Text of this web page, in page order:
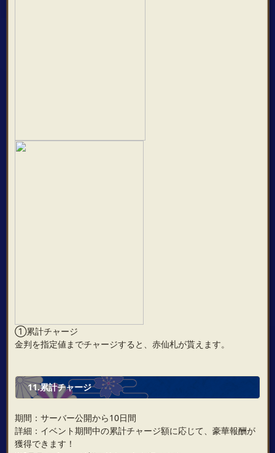
①累計チャージ
金判を指定値までチャージすると、赤仙札が貰えます。
11.累計チャージ
期間：サーバー公開から10日間
詳細：イベント期間中の累計チャージ額に応じて、豪華報酬が
獲得できます！